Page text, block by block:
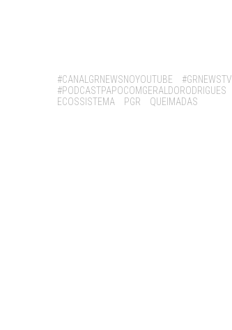
Tags:
#CANALGRNEWSNOYOUTUBE #GRNEWSTV
#PODCASTPAPOCOMGERALDORODRIGUES
ECOSSISTEMA
PGR QUEIMADAS